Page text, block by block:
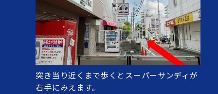
突き当り近くまで歩くとスーパーサンディが
右手にみえます。